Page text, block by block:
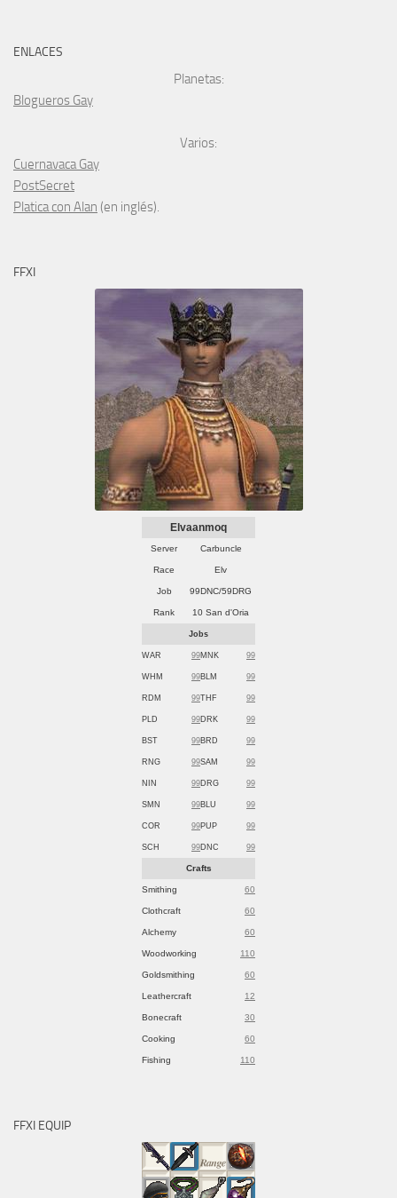
ENLACES
Planetas:
Blogueros Gay
Varios:
Cuernavaca Gay
PostSecret
Platica con Alan (en inglés).
FFXI
Elvaanmoq
Server Carbuncle
Race Elv
Job 99DNC/59DRG
Rank 10 San d'Oria
Jobs
WAR 99MNK 99
WHM 99BLM 99
RDM 99THF 99
PLD 99DRK 99
BST 99BRD 99
RNG 99SAM 99
NIN 99DRG 99
SMN 99BLU 99
COR 99PUP 99
SCH 99DNC 99
Crafts
Smithing 60
Clothcraft 60
Alchemy 60
Woodworking 110
Goldsmithing 60
Leathercraft 12
Bonecraft 30
Cooking 60
Fishing 110
FFXI EQUIP